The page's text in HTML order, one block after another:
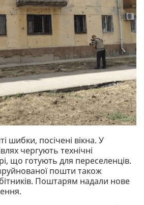
шибки, посічені вікна. У
чергують технічні
що готують для переселенців.
пошти також
Поштарям надали нове